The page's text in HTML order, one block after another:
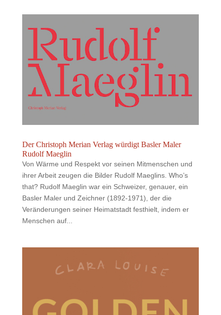
Der Christoph Merian Verlag würdigt Basler Maler
Rudolf Maeglin
Von Wärme und Respekt vor seinen Mitmenschen und
ihrer Arbeit zeugen die Bilder Rudolf Maeglins. Who’s
that? Rudolf Maeglin war ein Schweizer, genauer, ein
Basler Maler und Zeichner (1892-1971), der die
Veränderungen seiner Heimatstadt festhielt, indem er
Menschen auf...